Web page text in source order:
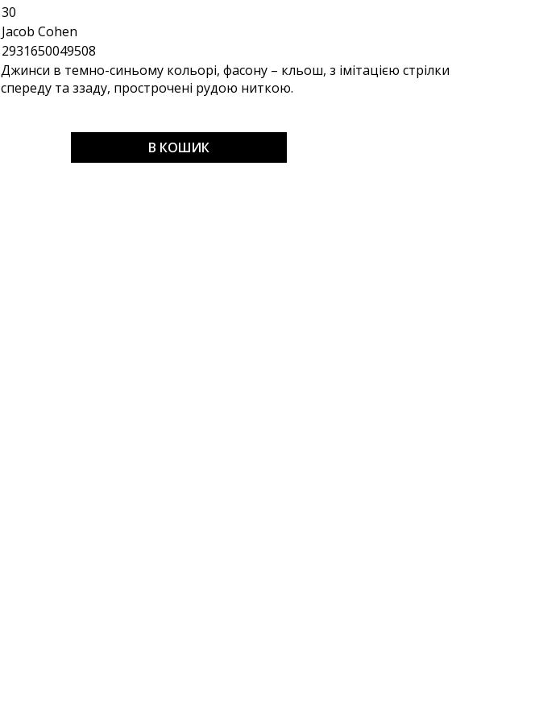
30
Jacob Cohen
2931650049508
Джинси в темно-синьому кольорі, фасону – кльош, з імітацією стрілки
спереду та ззаду, прострочені рудою ниткою.
В КОШИК